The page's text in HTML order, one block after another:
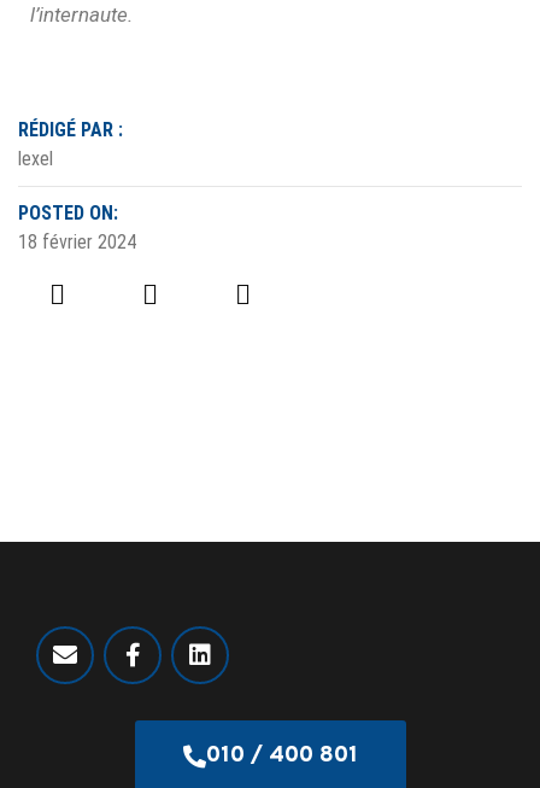
l’internaute.
RÉDIGÉ PAR :
lexel
POSTED ON:
18 février 2024
010 / 400 801